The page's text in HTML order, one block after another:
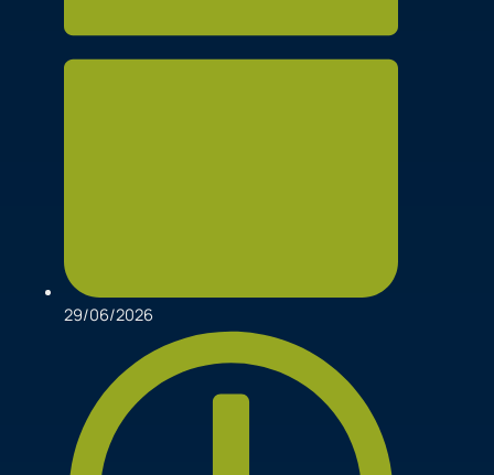
29/06/2026